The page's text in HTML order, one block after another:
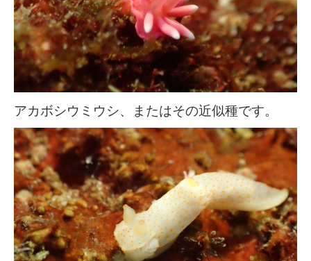
アカボシウミウシ、またはその近似種です。